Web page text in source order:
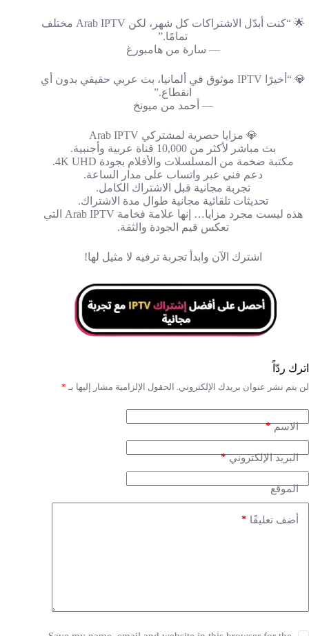
🌟 “كنت أبدّل الاشتراكات كل شهر، لكن Arab IPTV مختلف
تمامًا.”
— سارة من هامبورغ
💎 “أخيرًا IPTV موثوق في ألمانيا، بث عربي حقيقي بدون أي
انقطاع.”
— أحمد من ميونخ
💎 مزايا حصرية لمشتركي Arab IPTV
بث مباشر لأكثر من 10,000 قناة عربية وأجنبية.
مكتبة ضخمة من المسلسلات والأفلام بجودة 4K UHD.
دعم فني عبر واتساب على مدار الساعة.
تجربة مجانية قبل الاشتراك الكامل.
تحديثات تلقائية مجانية طوال مدة الاشتراك.
هذه ليست مجرد مزايا… إنها علامة فخامة Arab IPTV التي
تعكس قيم الجودة والثقة.
اشترك الآن وابدأ تجربة ترفيه لا مثيل لها!
اترك ردّاً
لن يتم نشر عنوان بريدك الإلكتروني. الحقول الإلزامية مشار إليها بـ *
الاسم*
البريد الإلكتروني*
الموقع
أضف تعليقًا *